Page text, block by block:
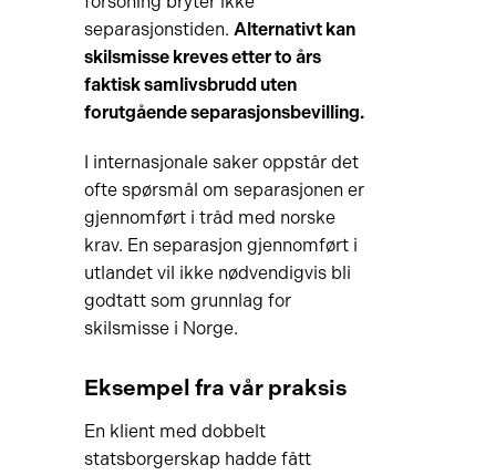
separasjonstiden. Alternativt kan
skilsmisse kreves etter to års
faktisksamlivsbrudd uten
forutgående separasjonsbevilling.
I internasjonale saker oppstår det
ofte spørsmål om separasjonen er
gjennomført i tråd med norske
krav. En separasjon gjennomført i
utlandet vil ikke nødvendigvis bli
godtatt som grunnlag for
skilsmisse i Norge.
Eksempel fra vår praksis
En klient med dobbelt
statsborgerskap hadde fått